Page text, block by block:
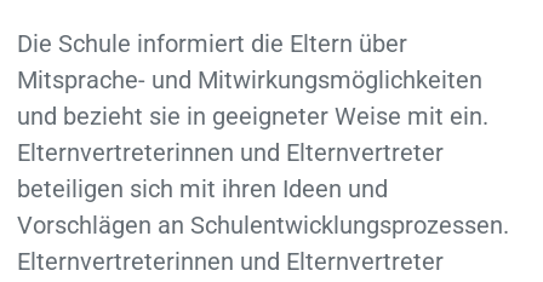
Die Schule informiert die Eltern über
Mitsprache- und Mitwirkungs­möglichkeiten
und bezieht sie in geeigneter Weise mit ein.
Eltern­vertreterinnen und Eltern­vertreter
beteiligen sich mit ihren Ideen und
Vorschlägen an Schul­entwicklungs­prozessen.
Eltern­vertreterinnen und Eltern­vertreter